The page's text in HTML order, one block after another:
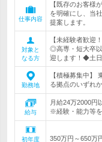
仕事内容
【既存のお客様
を明確にし、当
提案します。
対象と
なる方
【未経験者歓迎
◎高専・短大卒
迎します！◆土
勤務地
【積極募集中】
る拠点のいずれ
給与
月給24万2000円
※経験・能力等
初年度
350万円～650万